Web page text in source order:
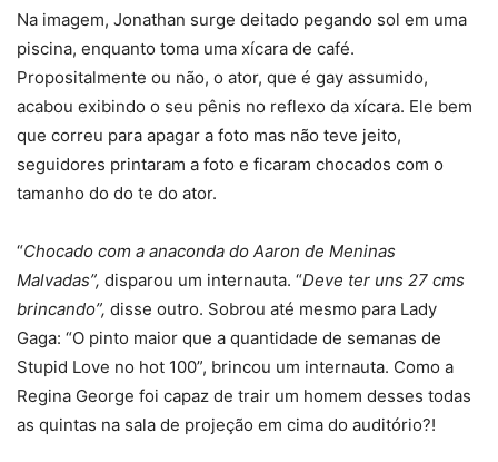
Na imagem, Jonathan surge deitado pegando sol em uma
piscina, enquanto toma uma xícara de café.
Propositalmente ou não, o ator, que é gay assumido,
acabou exibindo o seu pênis no reflexo da xícara. Ele bem
que correu para apagar a foto mas não teve jeito,
seguidores printaram a foto e ficaram chocados com o
tamanho do do te do ator.
“Chocado com a anaconda do Aaron de Meninas
Malvadas”, disparou um internauta. “Deve ter uns 27 cms
brincando”, disse outro. Sobrou até mesmo para Lady
Gaga: “O pinto maior que a quantidade de semanas de
Stupid Love no hot 100”, brincou um internauta. Como a
Regina George foi capaz de trair um homem desses todas
as quintas na sala de projeção em cima do auditório?!